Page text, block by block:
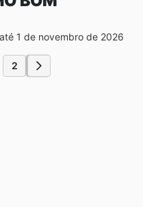
1 de novembro de 2026
2